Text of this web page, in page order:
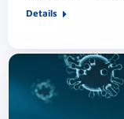
Details